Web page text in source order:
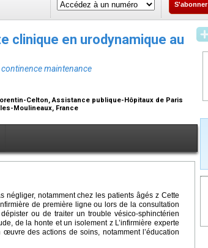
S'abonner
clinique en urodynamique au
maintenance
Celton, Assistance publique-Hôpitaux de Paris
Moulineaux, France
notamment chez les patients âgés z Cette
de première ligne ou lors de la consultation
ou de traiter un trouble vésico-sphinctérien
de la honte et un isolement z L’infirmière experte
des actions de soins, notamment l’éducation